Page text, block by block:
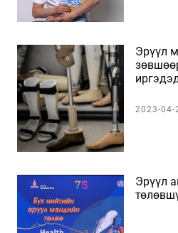
Эрүүл
2023-04-
Эрүүл